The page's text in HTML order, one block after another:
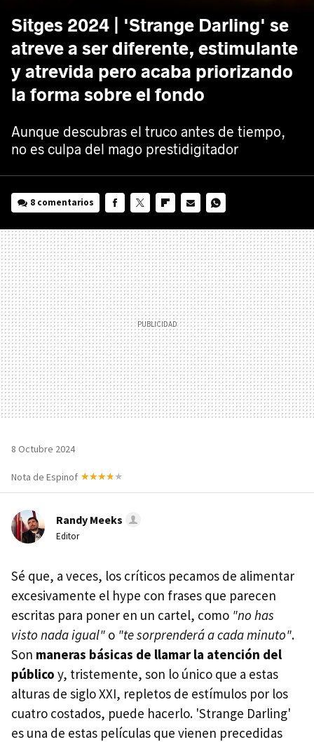
Sitges 2024 | 'Strange Darling' se
atreve a ser diferente, estimulante
y atrevida pero acaba priorizando
la forma sobre el fondo
Aunque descubras el truco antes de tiempo,
no es culpa del mago prestidigitador
8 comentarios
MAIL
8 Octubre 2024
Nota de Espinof
Randy Meeks
Editor
Sé que, a veces, los críticos pecamos de alimentar
excesivamente el hype con frases que parecen
escritas para poner en un cartel, como "no has
visto nada igual" o "te sorprenderá a cada minuto".
Son maneras básicas de llamar la atención del
público y, tristemente, son lo único que a estas
alturas de siglo XXI, repletos de estímulos por los
cuatro costados, puede hacerlo. 'Strange Darling'
es una de estas películas que vienen precedidas